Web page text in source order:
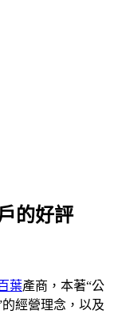
的好評
葉產商，本著“公
經營理念，以及